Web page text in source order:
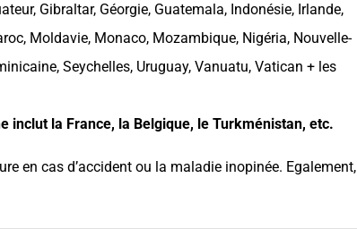
, Gibraltar, Géorgie, Guatemala, Indonésie, Irlande,
, Moldavie, Monaco, Mozambique, Nigéria, Nouvelle-
, Seychelles, Uruguay, Vanuatu, Vatican + les
inclut la France, la Belgique, le Turkménistan, etc.
en cas d’accident ou la maladie inopinée. Egalement,